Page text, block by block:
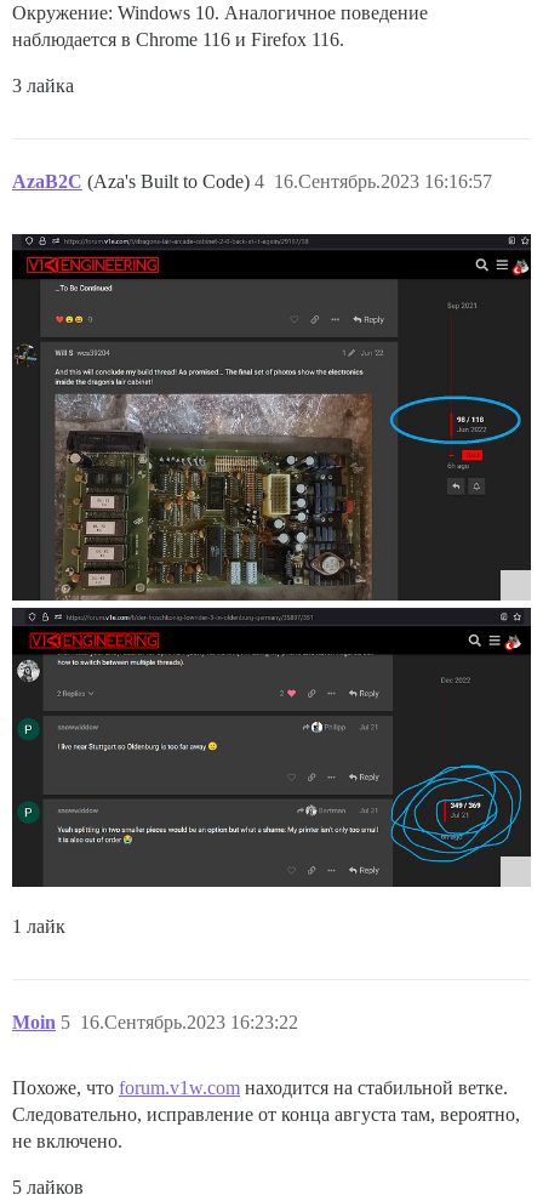
Окружение: Windows 10. Аналогичное поведение
наблюдается в Chrome 116 и Firefox 116.
3 лайка
AzaB2C (Aza's Built to Code) 16.Сентябрь.2023 16:16:57
4
1 лайк
Moin 16.Сентябрь.2023 16:23:22
5
Похоже, что forum.v1w.com находится на стабильной ветке.
Следовательно, исправление от конца августа там, вероятно,
не включено.
5 лайков